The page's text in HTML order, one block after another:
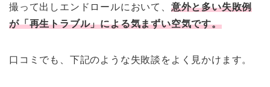
撮って出しエンドロールにおいて、 意外と多い失敗例
が「再生トラブル」による気まずい空気です。
口コミでも、下記のような失敗談をよく見かけます。